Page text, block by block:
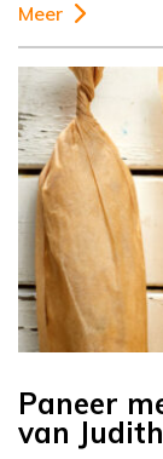
Meer
Paneer
van